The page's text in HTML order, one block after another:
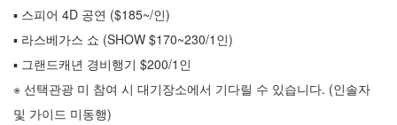
▪ 스피어 4D 공연 ($185~/인)
▪ 라스베가스 쇼 (SHOW $170~230/1인)
▪ 그랜드캐년 경비행기 $200/1인
※ 선택관광 미 참여 시 대기장소에서 기다릴 수 있습니다. (인솔자
및 가이드 미동행)